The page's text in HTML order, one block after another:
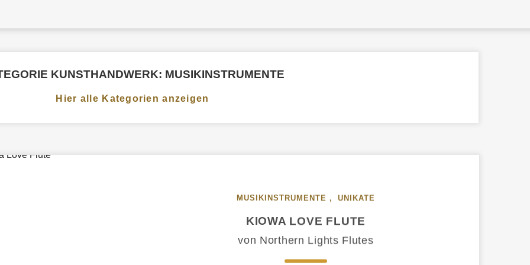
KUNSTHANDWERK: MUSIKINSTRUMENTE
Hier alle Kategorien anzeigen
MUSIKINSTRUMENTE , UNIKATE
KIOWA LOVE FLUTE
von Northern Lights Flutes